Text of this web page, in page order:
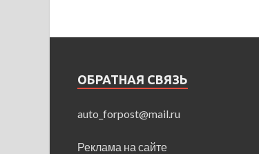
ОБРАТНАЯ СВЯЗЬ
auto_forpost@mail.ru
Реклама на сайте